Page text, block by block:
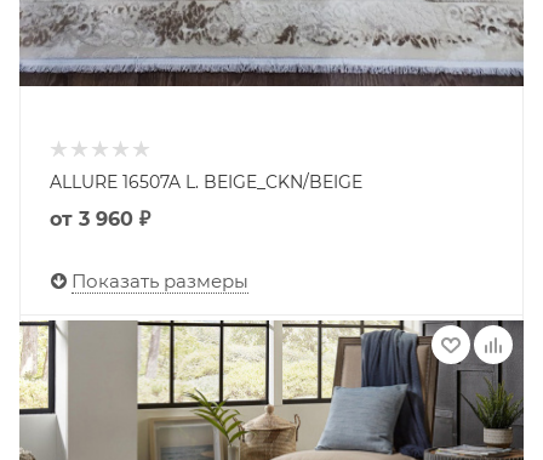
ALLURE 16507A L. BEIGE_CKN/BEIGE
от 3 960 ₽
Показать размеры